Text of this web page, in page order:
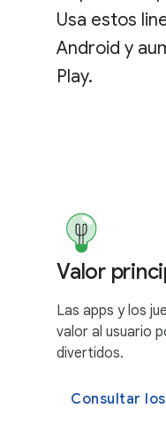
Usa estos
Android y
Play.
Valor
Las apps y los
valor al usuario
divertidos.
Consultar